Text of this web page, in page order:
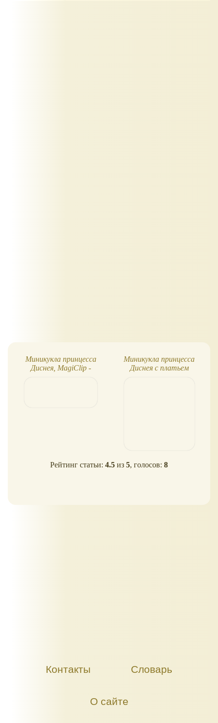
Миникукла принцесса
Диснея, MagiClip -
Миникукла принцесса
Диснея с платьем
Рейтинг статьи: 4.5 из 5, голосов: 8
Контакты Словарь
О сайте